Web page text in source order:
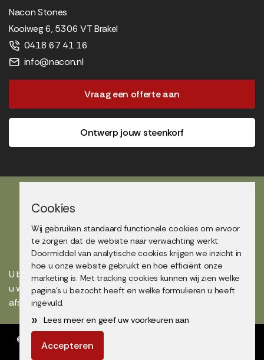
Nacon Stones
Kooiweg 6, 5306 VT Brakel
0418 67 41 16
info@nacon.nl
Vraag een offerte aan
Ontwerp jouw steenkorf
Showtuin bezoek
U bent altijd van harte welkom in onze showtuin maar maakt
u wel even een afspraak voor uw bezoek? Bel voor een
afspraak op0418 67 41 16
© Copyright 2026 Nacon Steenkorven | Schanskorven |
voorwaarden
Cookies
Wij gebruiken standaard functionele cookies om ervoor
te zorgen dat de website naar verwachting werkt.
Doormiddel van analytische cookies krijgen we inzicht in
hoe u onze website gebruikt en hoe efficiënt onze
marketing is. Met tracking cookies kunnen wij zien welke
pagina's u bezocht heeft en welke formulieren u heeft
ingevuld.
» Lees meer en geef uw voorkeuren aan
Accepteren